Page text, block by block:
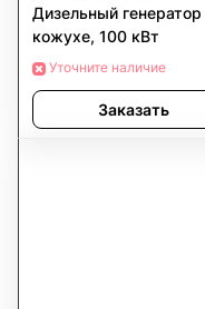
Дизельный генератор
кожухе, 100 кВт
Уточните наличие
Заказать